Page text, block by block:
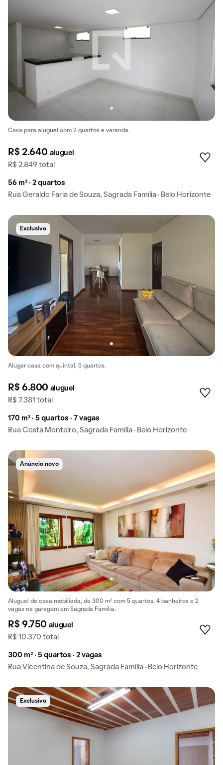
Casa para aluguel com 2 quartos e varanda.
R$ 2.640 aluguel
R$ 2.849 total
56 m² · 2 quartos
Rua Geraldo Faria de Souza, Sagrada Família · Belo Horizonte
Exclusivo
Alugar casa com quintal, 5 quartos.
R$ 6.800 aluguel
R$ 7.381 total
170 m² · 5 quartos · 7 vagas
Rua Costa Monteiro, Sagrada Família · Belo Horizonte
Anúncio novo
Aluguel de casa mobiliada, de 300 m² com 5 quartos, 4 banheiros e 2
vagas na garagem em Sagrada Família.
R$ 9.750 aluguel
R$ 10.370 total
300 m² · 5 quartos · 2 vagas
Rua Vicentina de Souza, Sagrada Família · Belo Horizonte
Exclusivo